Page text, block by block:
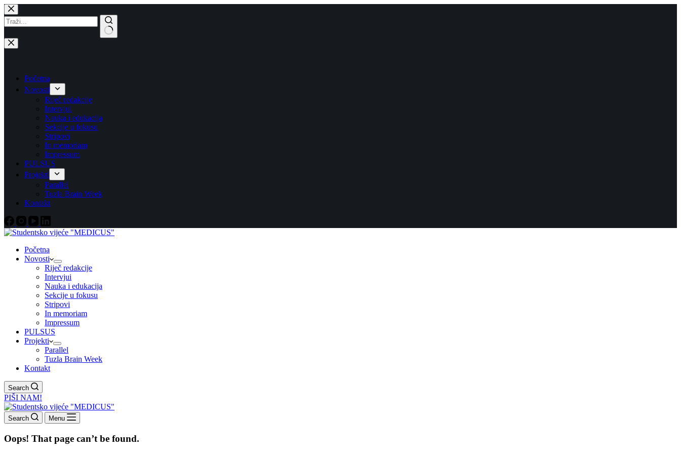
Skip
to
content
No
results
Početna
Novosti
Riječ redakcije
Intervjui
Nauka i edukacija
Sekcije u fokusu
Stripovi
In memoriam
Impressum
PULSUS
Projekti
Parallel
Tuzla Brain Week
Kontakt
Početna
Novosti
Riječ redakcije
Intervjui
Nauka i edukacija
Sekcije u fokusu
Stripovi
In memoriam
Impressum
PULSUS
Projekti
Parallel
Tuzla Brain Week
Kontakt
Search
PIŠI NAM!
Search Menu
Oops! That page can’t be found.